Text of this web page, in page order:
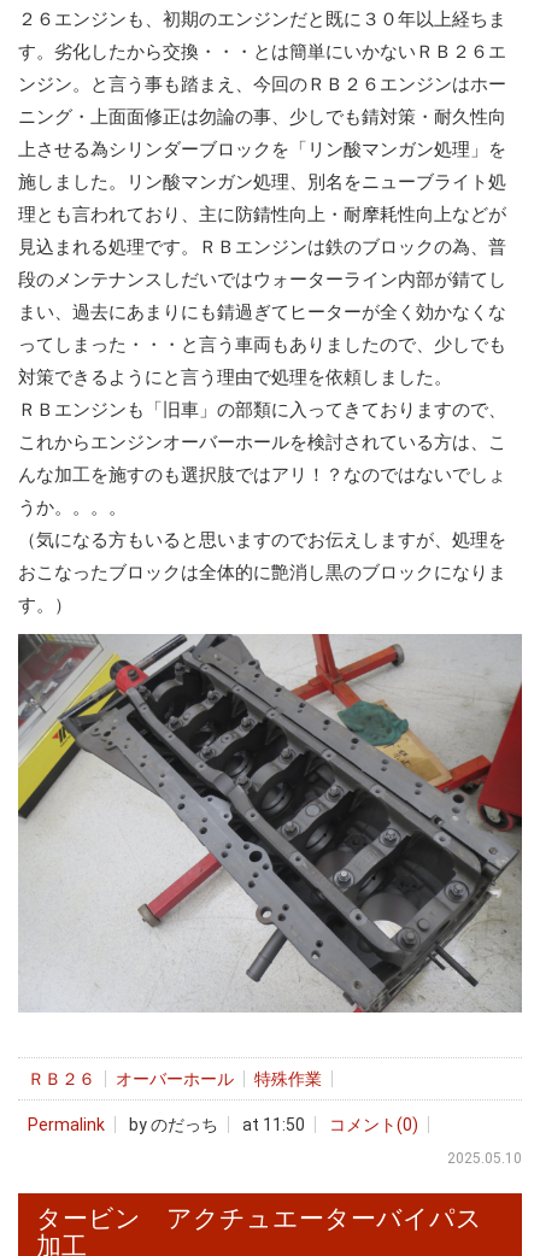
２６エンジンも、初期のエンジンだと既に３０年以上経ちま
す。劣化したから交換・・・とは簡単にいかないＲＢ２６エ
ンジン。と言う事も踏まえ、今回のＲＢ２６エンジンはホー
ニング・上面面修正は勿論の事、 少しでも錆対策・耐久性向
上させる為シリンダーブロックを「リン酸マンガン処理」を
施しました。リン酸マンガン処理、別名をニューブライト処
理とも言われており、主に防錆性向上・耐摩耗性向上などが
見込まれる処理です。ＲＢエンジンは鉄のブロックの為、普
段のメンテナンスしだいではウォーターライン内部が錆てし
まい、過去にあまりにも錆過ぎてヒーターが全く効かなくな
ってしまった・・・と言う車両もありましたので、少しでも
対策できるようにと言う理由で処理を依頼しました。
ＲＢエンジンも「旧車」の部類に入ってきておりますので、
これからエンジンオーバーホールを検討されている方は、こ
んな加工を施すのも選択肢ではアリ！？なのではないでしょ
うか。。。。
（気になる方もいると思いますのでお伝えしますが、処理を
おこなったブロックは全体的に艶消し黒のブロックになりま
す。）
ＲＢ２６ オーバーホール 特殊作業
Permalink by のだっち at 11:50 コメント(0)
2025.05.10
タービン アクチュエーターバイパス
加工